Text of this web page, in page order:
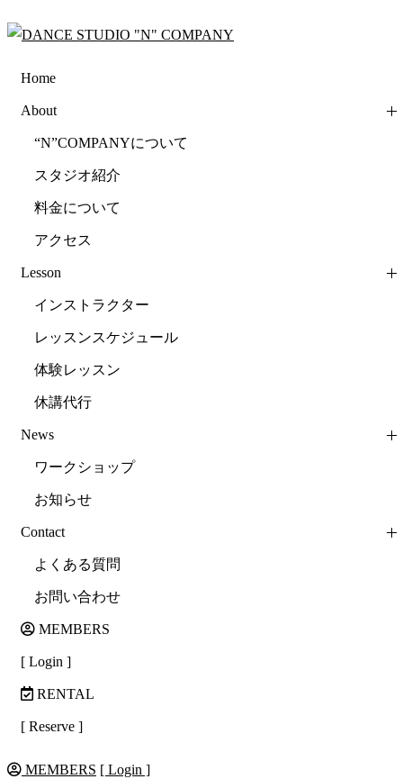
Home
About
“N”COMPANYについて
スタジオ紹介
料金について
アクセス
Lesson
インストラクター
レッスンスケジュール
体験レッスン
休講代行
News
ワークショップ
お知らせ
Contact
よくある質問
お問い合わせ
MEMBERS
[ Login ]
RENTAL
[ Reserve ]
MEMBERS [ Login ]